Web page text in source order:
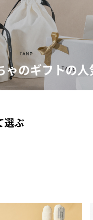
のギフトの
選ぶ